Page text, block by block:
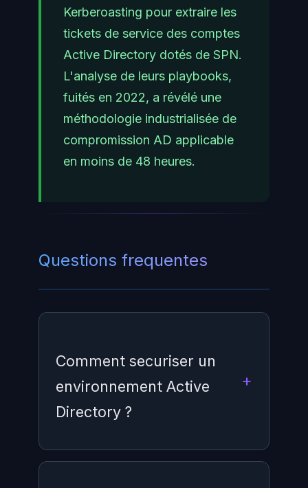
Kerberoasting pour extraire les
tickets de service des comptes
Active Directory dotés de SPN.
L'analyse de leurs playbooks,
fuités en 2022, a révélé une
méthodologie industrialisée de
compromission AD applicable
en moins de 48 heures.
Questions frequentes
Comment securiser un
environnement Active
Directory ?